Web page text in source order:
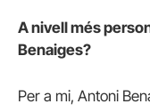
A nivell més
Benaiges?
Per a mi, Antoni